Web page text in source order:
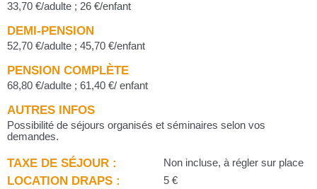
33,70 €/adulte ; 26 €/enfant
DEMI-PENSION
52,70 €/adulte ; 45,70 €/enfant
PENSION COMPLÈTE
68,80 €/adulte ; 61,40 €/ enfant
AUTRES INFOS
Possibilité de séjours organisés et séminaires selon vos
demandes.
TAXE DE SÉJOUR : Non incluse, à régler sur place
LOCATION DRAPS : 5 €